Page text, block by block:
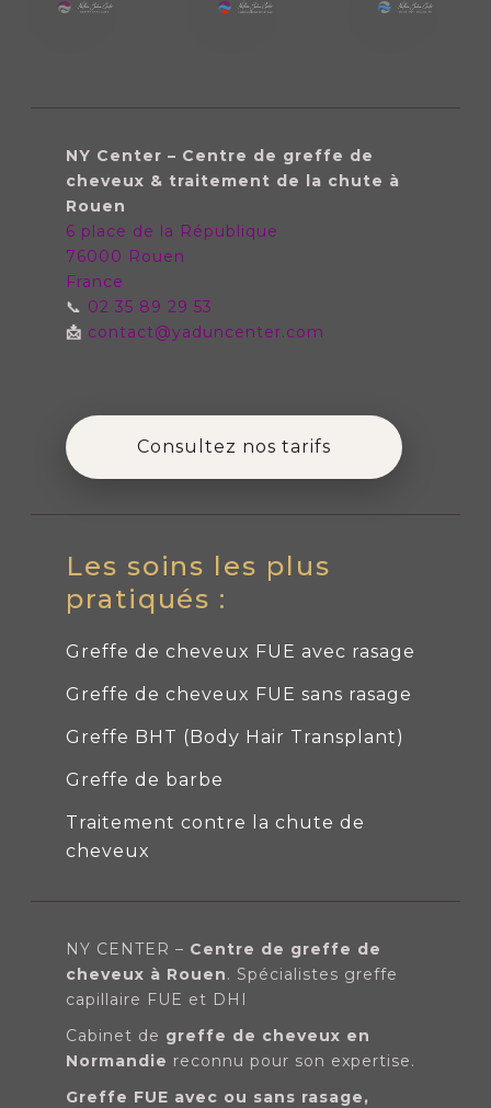
NY Center – Centre de greffe de
cheveux & traitement de la chute à
Rouen
6 place de la République
76000 Rouen
France
📞 02 35 89 29 53
📩 contact@yaduncenter.com
Consultez nos tarifs
Les soins les plus
pratiqués :
Greffe de cheveux FUE avec rasage
Greffe de cheveux FUE sans rasage
Greffe BHT (Body Hair Transplant)
Greffe de barbe
Traitement contre la chute de
cheveux
NY CENTER – Centre de greffe de
cheveux à Rouen. Spécialistes greffe
capillaire FUE et DHI
Cabinet de greffe de cheveux en
Normandie reconnu pour son expertise.
Greffe FUE avec ou sans rasage,